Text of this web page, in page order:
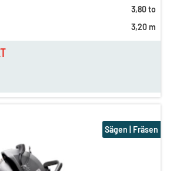
3,80 to
3,20 m
Sägen | Fräsen